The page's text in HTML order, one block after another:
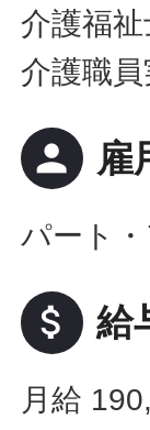
介護福
介護職
person 雇
パート
attach_money 給
月給